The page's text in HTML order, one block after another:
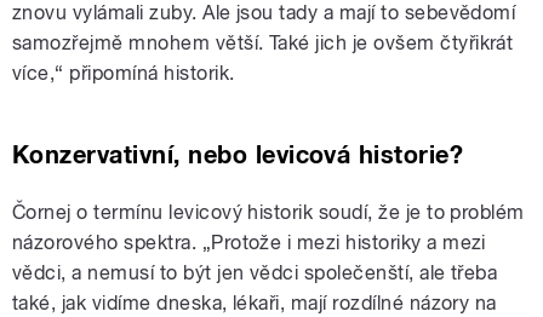
znovu vylámali zuby. Ale jsou tady a mají to sebevědomí
samozřejmě mnohem větší. Také jich je ovšem čtyřikrát
více,“ připomíná historik.
Konzervativní, nebo levicová historie?
Čornej o termínu levicový historik soudí, že je to problém
názorového spektra. „Protože i mezi historiky a mezi
vědci, a nemusí to být jen vědci společenští, ale třeba
také, jak vidíme dneska, lékaři, mají rozdílné názory na